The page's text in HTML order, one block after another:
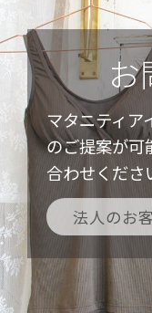
お
マタニティア
のご提案が可
合わせくださ
法人のお